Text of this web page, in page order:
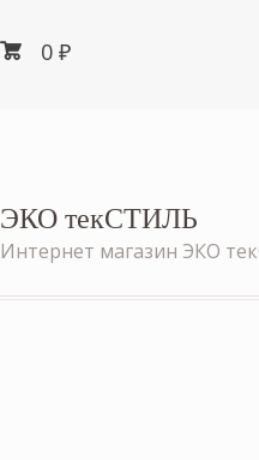
0₽
ЭКО текСТИЛЬ
Интернет магазин ЭКО